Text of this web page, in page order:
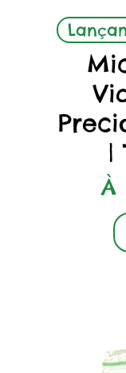
|
À